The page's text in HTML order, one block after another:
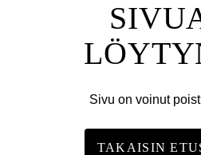
Sivu on voinut
TAKAISIN